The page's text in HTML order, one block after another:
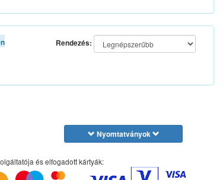
Rendezés:
Nyomtatványok
és elfogadott kártyák: